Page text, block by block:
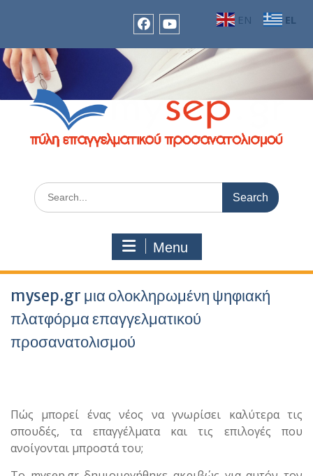
Search
for:
Menu
mysep.gr μια ολοκληρωμένη ψηφιακή
πλατφόρμα επαγγελματικού
προσανατολισμού
Πώς μπορεί έναςνέος ναγνωρίσει καλύτερατις
σπουδές,τα επαγγέλματα καιτις επιλογέςπου
ανοίγονται μπροστάτου;
EN EL